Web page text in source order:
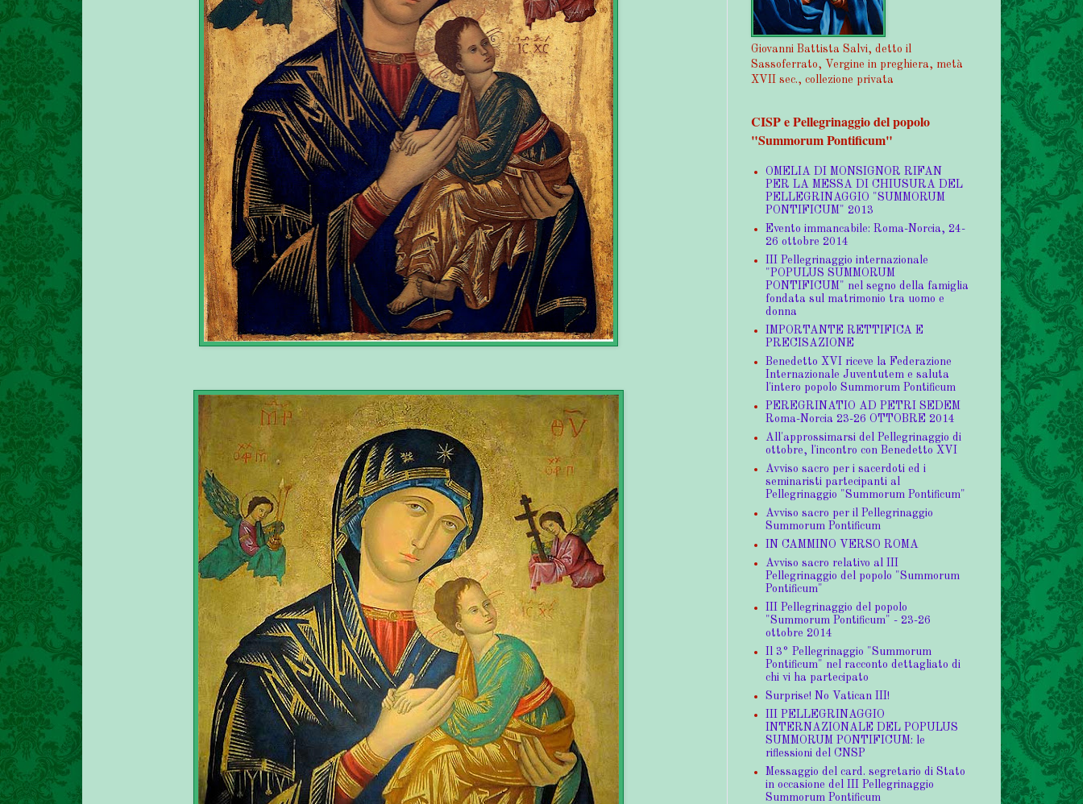
Giovanni Battista Salvi, detto il
Sassoferrato, Vergine in preghiera, metà
XVII sec., collezione privata
CISP e Pellegrinaggio del popolo
"Summorum Pontificum"
OMELIA DI MONSIGNOR RIFAN
PER LA MESSA DI CHIUSURA DEL
PELLEGRINAGGIO "SUMMORUM
PONTIFICUM" 2013
Evento immancabile: Roma-Norcia, 24-
26 ottobre 2014
III Pellegrinaggio internazionale
"POPULUS SUMMORUM
PONTIFICUM" nel segno della famiglia
fondata sul matrimonio tra uomo e
donna
IMPORTANTE RETTIFICA E
PRECISAZIONE
Benedetto XVI riceve la Federazione
Internazionale Juventutem e saluta
l'intero popolo Summorum Pontificum
PEREGRINATIO AD PETRI SEDEM
Roma-Norcia 23-26 OTTOBRE 2014
All'approssimarsi del Pellegrinaggio di
ottobre, l'incontro con Benedetto XVI
Avviso sacro per i sacerdoti ed i
seminaristi partecipanti al
Pellegrinaggio "Summorum Pontificum"
Avviso sacro per il Pellegrinaggio
Summorum Pontificum
IN CAMMINO VERSO ROMA
Avviso sacro relativo al III
Pellegrinaggio del popolo "Summorum
Pontificum"
III Pellegrinaggio del popolo
"Summorum Pontificum" - 23-26
ottobre 2014
Il 3° Pellegrinaggio "Summorum
Pontificum" nel racconto dettagliato di
chi vi ha partecipato
Surprise! No Vatican III!
III PELLEGRINAGGIO
INTERNAZIONALE DEL POPULUS
SUMMORUM PONTIFICUM: le
riflessioni del CNSP
Messaggio del card. segretario di Stato
in occasione del III Pellegrinaggio
Summorum Pontificum